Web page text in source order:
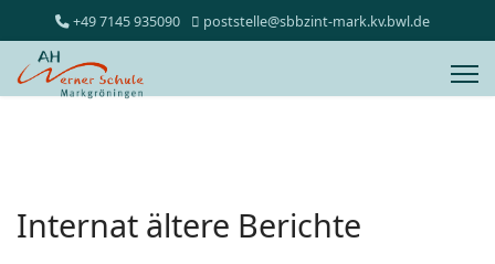
+49 7145 935090 poststelle@sbbzint-mark.kv.bwl.de
Internat ältere Berichte